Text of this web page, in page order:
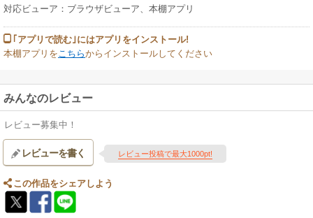
対応ビューア：ブラウザビューア、本棚アプリ
｢アプリで読む｣にはアプリをインストール!
本棚アプリを こちらからインストールしてください
みんなのレビュー
レビュー募集中！
レビューを書く レビュー投稿で最大1000pt!
この作品をシェアしよう